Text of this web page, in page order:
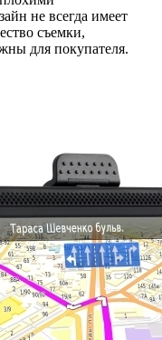
не всегда имеет
съемки,
для покупателя.